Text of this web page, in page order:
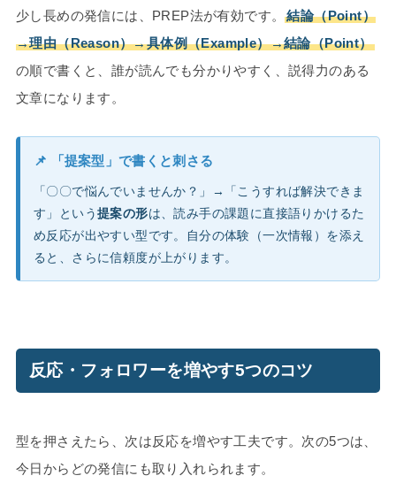
少し長めの発信には、PREP法が有効です。結論（Point）
→理由（Reason）→具体例（Example）→結論（Point）
の順で書くと、誰が読んでも分かりやすく、説得力のある
文章になります。
📌 「提案型」で書くと刺さる
「〇〇で悩んでいませんか？」→「こうすれば解決できま
す」という提案の形は、読み手の課題に直接語りかけるた
め反応が出やすい型です。自分の体験（一次情報）を添え
ると、さらに信頼度が上がります。
反応・フォロワーを増やす5つのコツ
型を押さえたら、次は反応を増やす工夫です。次の5つは、
今日からどの発信にも取り入れられます。